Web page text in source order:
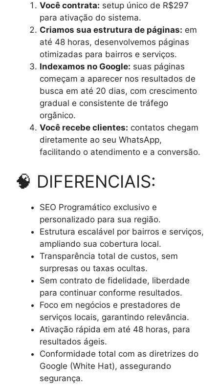
Você contrata: setup único de R$297
para ativação do sistema.
Criamos sua estrutura de páginas: em
até 48 horas, desenvolvemos páginas
otimizadas para bairros e serviços.
Indexamos no Google: suas páginas
começam a aparecer nos resultados de
busca em até 20 dias, com crescimento
gradual e consistente de tráfego
orgânico.
Você recebe clientes: contatos chegam
diretamente ao seu WhatsApp,
facilitando o atendimento e a conversão.
🧠 DIFERENCIAIS:
SEO Programático exclusivo e
personalizado para sua região.
Estrutura escalável por bairros e serviços,
ampliando sua cobertura local.
Transparência total de custos, sem
surpresas ou taxas ocultas.
Sem contrato de fidelidade, liberdade
para continuar conforme resultados.
Foco em negócios e prestadores de
serviços locais, garantindo relevância.
Ativação rápida em até 48 horas, para
resultados ágeis.
Conformidade total com as diretrizes do
Google (White Hat), assegurando
segurança.